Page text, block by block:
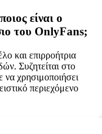
είναι ο
του OnlyFans;
και επιρροήτρια
Συζητείται στο
χρησιμοποιήσει
περιεχόμενο